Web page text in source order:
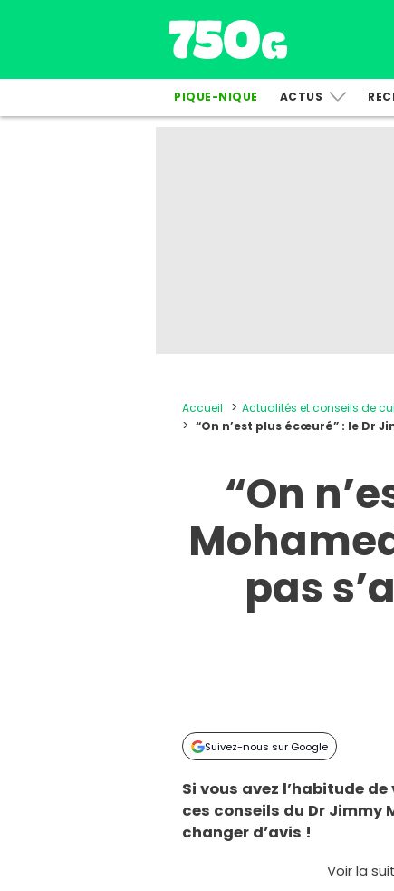
PIQUE-NIQUE ACTUS
Accueil Actualités et conseils de
“On n’est plus écœuré” : le Dr
“On
pas
Suivez-nous sur Google
Si vous avez l’habitude
ces conseils du Dr Jimmy
changer d’avis !
Voir la